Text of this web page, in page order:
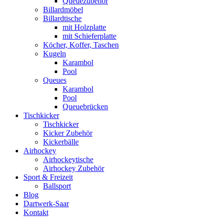
Billardmöbel
Billardtische
mit Holzplatte
mit Schieferplatte
Köcher, Koffer, Taschen
Kugeln
Karambol
Pool
Queues
Karambol
Pool
Queuebrücken
Tischkicker
Tischkicker
Kicker Zubehör
Kickerbälle
Airhockey
Airhockeytische
Airhockey Zubehör
Sport & Freizeit
Ballsport
Blog
Dartwerk-Saar
Kontakt